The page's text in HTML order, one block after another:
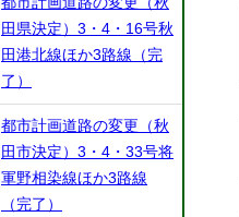
田県決定）3・4・16号秋
田港北線ほか3路線（完
了）
都市計画道路の変更（秋
田市決定）3・4・33号将
軍野相染線ほか3路線
（完了）